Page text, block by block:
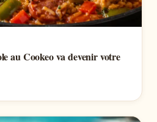
au Cookeo va devenir votre